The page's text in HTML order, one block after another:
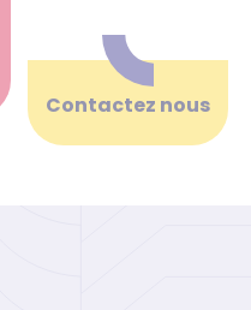
Contactez nous